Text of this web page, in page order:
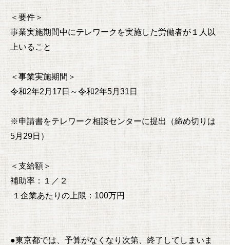
＜要件＞
事業実施期間中にテレワークを実施した労働者が１人以
上いること
＜事業実施期間＞
令和2年2月17日～令和2年5月31日
※申請書をテレワーク相談センターに提出（締め切りは
5月29日）
＜支給額＞
補助率：１／２
１企業あたりの上限：100万円
●東京都では、予算がなくなり次第、終了してしまいま